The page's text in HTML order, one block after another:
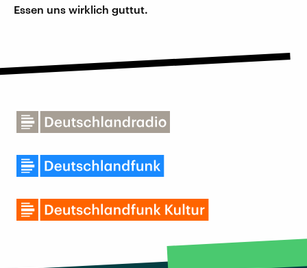
Essen uns wirklich guttut.